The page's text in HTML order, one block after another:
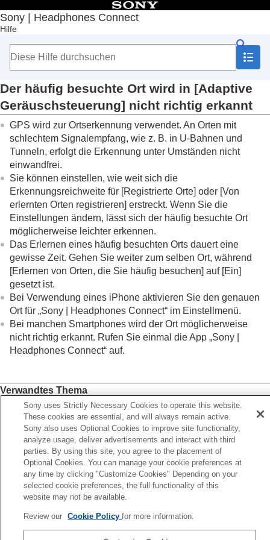
Sony | Headphones Connect
Hilfe
Inhaltsverzeichnis
Anfang
Erste Schritte
Hinweise zur Bedienung
Wichtige Informationen
Fehlerbehebung
Der Status für [ Adaptive Geräuschsteuerung]
ändert sich nicht, wenn Sie stehen bleiben
Der häufig besuchte Ort wird in [Adaptive
Geräuschsteuerung
] nicht richtig erkannt
Was tun, wenn der Gerätename in „
Sony |
Headphones Connect
“ nicht angezeigt wird?
Herstellen einerLE Audio-Verbindung nicht
möglich
Was tun, wenn die Sprachführung nicht zu hören
ist?
Zugänglichkeit
Der häufig besuchte Ort wird in [Adaptive
Geräuschsteuerung] nicht richtig erkannt
GPS wird zur Ortserkennung verwendet. An Orten mit
schlechtem Signalempfang, wie z. B. in U-Bahnen und
Tunneln, erfolgt die Erkennung unter Umständen nicht
einwandfrei.
Sie können einstellen, wie weit sich die
Erkennungsreichweite für [Registrierte Orte] oder [Von
erlernten Orten registrieren] erstreckt. Wenn Sie die
Einstellungen ändern, lässt sich der häufig besuchte Ort
möglicherweise leichter erkennen.
Das Erlernen eines häufig besuchten Orts dauert eine
gewisse Zeit. Gehen Sie weiter zum selben Ort, während
[Erlernen von Orten, die Sie häufig besuchen] auf [Ein]
gesetzt ist.
Bei Verwendung eines iPhone aktivieren Sie den genauen
Ort für „Sony | Headphones Connect“ im Einstellmenü.
Bei manchen Smartphones wird der Ort möglicherweise
nicht richtig erkannt. Rufen Sie einmal die App „Sony |
Headphones Connect“ auf.
Verwandtes Thema
Erkennen von Aktionen oder Orten und automatisches
Einstellen der Funktion zur Rauschunterdrückung ( Adaptive
Geräuschsteuerung)
Zurück
Status für [Adaptive Geräuschsteuerung] ändert sich
Sie stehen bleiben
Was tun, wenn der Gerätename in „Sony |
Connect“ nicht angezeigt
Sony uses Strictly Necessary Cookies to operate this website.
These cookies are essential, and will always remain active.
Sony also uses Optional Cookies to improve site functionality,
analyze usage, deliver advertisements and interact with third
parties. By using this site, you agree to the placement of
Optional Cookies. You can manage your cookie preferences at
any time by clicking "Customize Cookies" Depending on your
selected cookie preferences, the full functionality of this
website may not be available.
Review our Cookie Policyfor more information.